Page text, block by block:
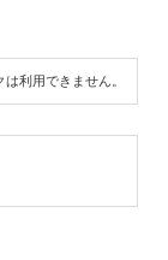
は利用できません。